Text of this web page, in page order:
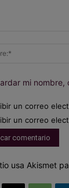
mi
un correo
un correo
usa Akismet